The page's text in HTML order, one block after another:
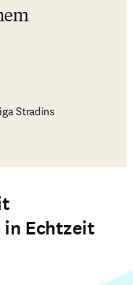
Stradins
in Echtzeit